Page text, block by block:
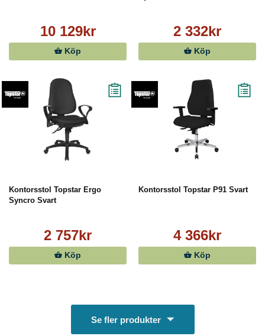
10 129kr
Köp
2 332kr
Köp
Kontorsstol Topstar Ergo
Syncro Svart
2 757kr
Köp
Kontorsstol Topstar P91 Svart
4 366kr
Köp
Se fler produkter